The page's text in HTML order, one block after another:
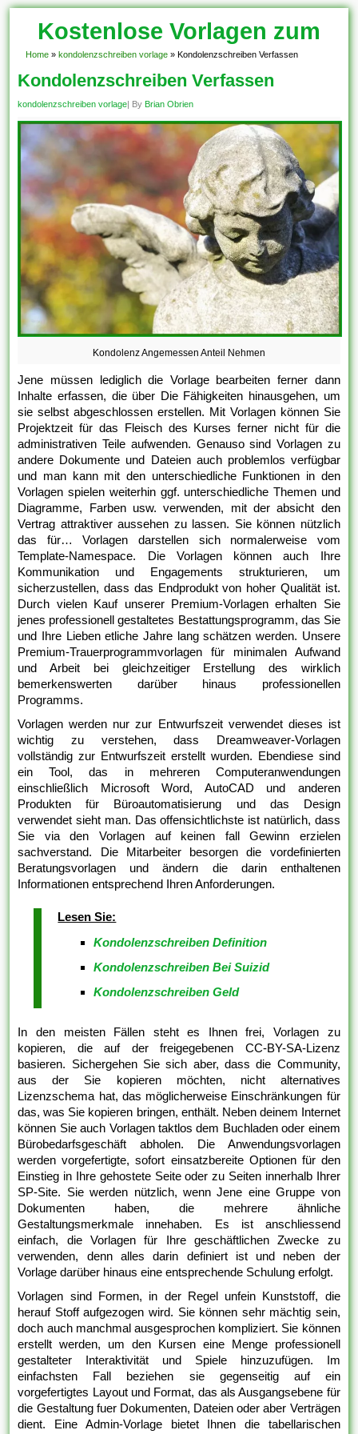
Kostenlose Vorlagen zum
Download!
Home » kondolenzschreiben vorlage » Kondolenzschreiben Verfassen
Kondolenzschreiben Verfassen
kondolenzschreiben vorlage| By Brian Obrien
Kondolenz Angemessen Anteil Nehmen
Jene müssen lediglich die Vorlage bearbeiten ferner dann
Inhalte erfassen, die über Die Fähigkeiten hinausgehen, um
sie selbst abgeschlossen erstellen. Mit Vorlagen können Sie
Projektzeit für das Fleisch des Kurses ferner nicht für die
administrativen Teile aufwenden. Genauso sind Vorlagen zu
andere Dokumente und Dateien auch problemlos verfügbar
und man kann mit den unterschiedliche Funktionen in den
Vorlagen spielen weiterhin ggf. unterschiedliche Themen und
Diagramme, Farben usw. verwenden, mit der absicht den
Vertrag attraktiver aussehen zu lassen. Sie können nützlich
das für… Vorlagen darstellen sich normalerweise vom
Template-Namespace. Die Vorlagen können auch Ihre
Kommunikation und Engagements strukturieren, um
sicherzustellen, dass das Endprodukt von hoher Qualität ist.
Durch vielen Kauf unserer Premium-Vorlagen erhalten Sie
jenes professionell gestaltetes Bestattungsprogramm, das Sie
und Ihre Lieben etliche Jahre lang schätzen werden. Unsere
Premium-Trauerprogrammvorlagen für minimalen Aufwand
und Arbeit bei gleichzeitiger Erstellung des wirklich
bemerkenswerten darüber hinaus professionellen
Programms.
Vorlagen werden nur zur Entwurfszeit verwendet dieses ist
wichtig zu verstehen, dass Dreamweaver-Vorlagen
vollständig zur Entwurfszeit erstellt wurden. Ebendiese sind
ein Tool, das in mehreren Computeranwendungen
einschließlich Microsoft Word, AutoCAD und anderen
Produkten für Büroautomatisierung und das Design
verwendet sieht man. Das offensichtlichste ist natürlich, dass
Sie via den Vorlagen auf keinen fall Gewinn erzielen
sachverstand. Die Mitarbeiter besorgen die vordefinierten
Beratungsvorlagen und ändern die darin enthaltenen
Informationen entsprechend Ihren Anforderungen.
Lesen Sie:
Kondolenzschreiben Definition
Kondolenzschreiben Bei Suizid
Kondolenzschreiben Geld
In den meisten Fällen steht es Ihnen frei, Vorlagen zu
kopieren, die auf der freigegebenen CC-BY-SA-Lizenz
basieren. Sichergehen Sie sich aber, dass die Community,
aus der Sie kopieren möchten, nicht alternatives
Lizenzschema hat, das möglicherweise Einschränkungen für
das, was Sie kopieren bringen, enthält. Neben deinem Internet
können Sie auch Vorlagen taktlos dem Buchladen oder einem
Bürobedarfsgeschäft abholen. Die Anwendungsvorlagen
werden vorgefertigte, sofort einsatzbereite Optionen für den
Einstieg in Ihre gehostete Seite oder zu Seiten innerhalb Ihrer
SP-Site. Sie werden nützlich, wenn Jene eine Gruppe von
Dokumenten haben, die mehrere ähnliche
Gestaltungsmerkmale innehaben. Es ist anschliessend
einfach, die Vorlagen für Ihre geschäftlichen Zwecke zu
verwenden, denn alles darin definiert ist und neben der
Vorlage darüber hinaus eine entsprechende Schulung erfolgt.
Vorlagen sind Formen, in der Regel unfein Kunststoff, die
herauf Stoff aufgezogen wird. Sie können sehr mächtig sein,
doch auch manchmal ausgesprochen kompliziert. Sie können
erstellt werden, um den Kursen eine Menge professionell
gestalteter Interaktivität und Spiele hinzuzufügen. Im
einfachsten Fall beziehen sie gegenseitig auf ein
vorgefertigtes Layout und Format, das als Ausgangsebene für
die Gestaltung fuer Dokumenten, Dateien oder aber Verträgen
dient. Eine Admin-Vorlage bietet Ihnen die tabellarischen